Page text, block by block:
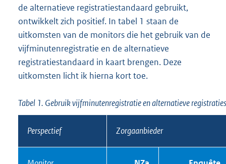
de alternatieve registratiestandaard gebruikt,
ontwikkelt zich positief. In tabel 1 staan de
uitkomsten van de monitors die het gebruik van de
vijfminutenregistratie en de alternatieve
registratiestandaard in kaart brengen. Deze
uitkomsten licht ik hierna kort toe.
Tabel 1. Gebruik vijfminutenregistratie en alternatieve
Perspectief Zorgaanbieder